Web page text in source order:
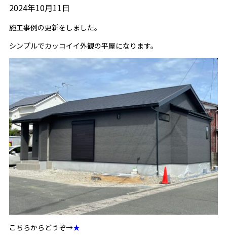
2024年10月11日
施工事例の更新をしました。
シンプルでカッコイイ外観の平屋になります。
こちらからどうぞ→★